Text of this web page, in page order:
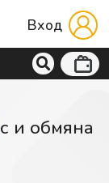
Вход
и обмяна